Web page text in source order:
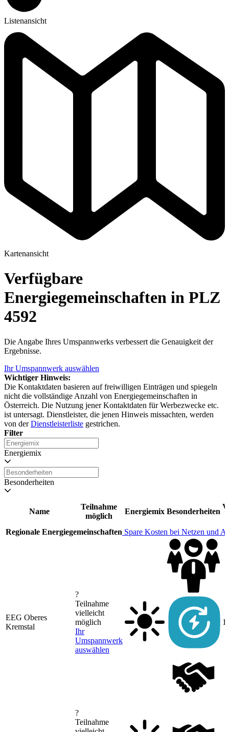
Listenansicht
Kartenansicht
Verfügbare
Energiegemeinschaften in PLZ
4592
Die Angabe Ihres Umspannwerks verbessert die Genauigkeit der
Ergebnisse.
Ihr Umspannwerk auswählen
Wichtiger Hinweis:
Die Kontaktdaten basieren auf freiwilligen Einträgen und spiegeln
nicht die vollständige Anzahl von Energiegemeinschaften in
Österreich. Die Nutzung jener Kontaktdaten für Werbezwecke etc.
ist untersagt. Dienstleister, die jenen Hinweis missachten, werden
von derDienstleisterliste gestrichen.
Filter
Energiemix
Besonderheiten
Name
Teilnahme
möglich
Energiemix Besonderheiten
Regionale Energiegemeinschaften Spare Kosten bei Netzen und
EEG Oberes
Kremstal
?
Teilnahme
vielleicht
möglich
Ihr
Umspannwerk
auswählen
?
Teilnahme